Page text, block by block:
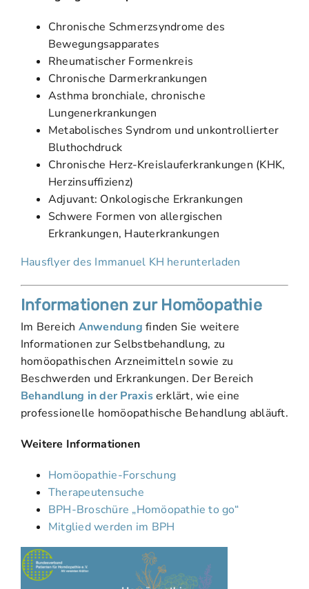
Chronische Schmerzsyndrome des
Bewegungsapparates
Rheumatischer Formenkreis
Chronische Darmerkrankungen
Asthma bronchiale, chronische
Lungenerkrankungen
Metabolisches Syndrom und unkontrollierter
Bluthochdruck
Chronische Herz-Kreislauferkrankungen (KHK,
Herzinsuffizienz)
Adjuvant: Onkologische Erkrankungen
Schwere Formen von allergischen
Erkrankungen, Hauterkrankungen
Hausflyer des Immanuel KH herunterladen
Informationen zur Homöopathie
Im Bereich Anwendung finden Sie weitere
Informationen zur Selbstbehandlung, zu
homöopathischen Arzneimitteln sowie zu
Beschwerden und Erkrankungen. Der Bereich
Behandlung in der Praxiserklärt, wie eine
professionelle homöopathische Behandlung abläuft.
Weitere Informationen
Homöopathie-Forschung
Therapeutensuche
BPH-Broschüre „Homöopathie to go“
Mitglied werden im BPH